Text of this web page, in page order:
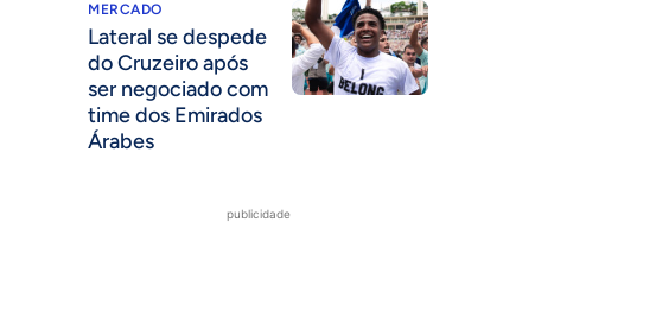
MERCADO
Lateral se despede
do Cruzeiro após
ser negociado com
time dos Emirados
Árabes
publicidade